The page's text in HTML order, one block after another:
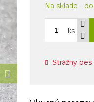
Na sklade -
ks
Strážny pes